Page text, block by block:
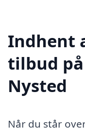
Indhent
tilbud
Nysted
Når du står